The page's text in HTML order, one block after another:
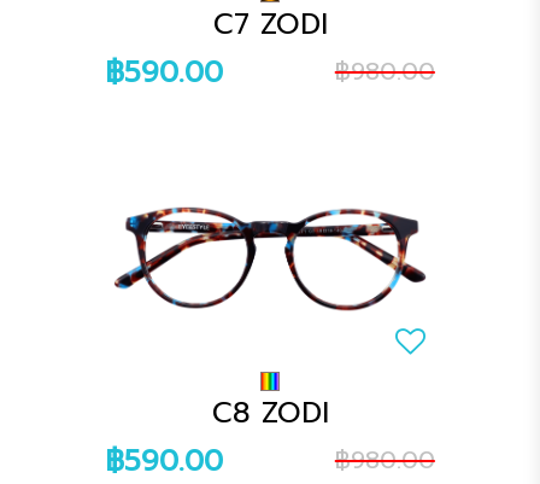
C7 ZODI
฿590.00
฿980.00
C8 ZODI
฿590.00
฿980.00